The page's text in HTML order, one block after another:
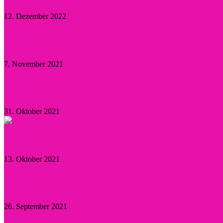
12. Dezember 2022
7. November 2021
31. Oktober 2021
13. Oktober 2021
26. September 2021